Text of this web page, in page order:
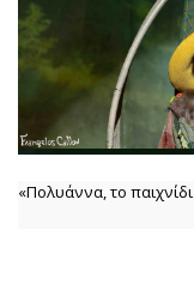
«Πολυάννα, το